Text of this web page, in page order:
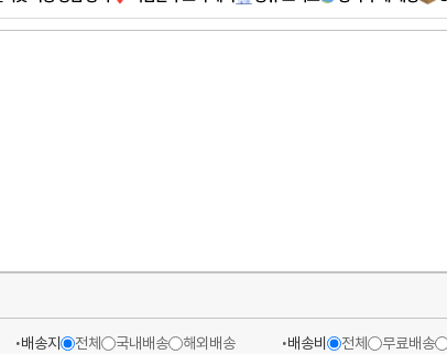
배송지 전체 국내배송 해외배송 배송비 전체 무료배송